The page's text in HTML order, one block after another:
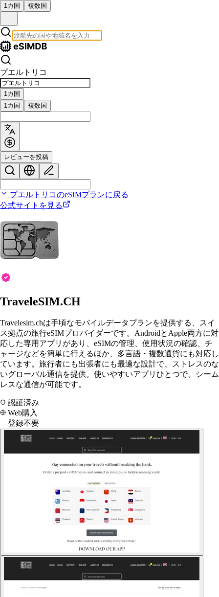
1カ国 複数国
プエルトリコ
1カ国
1カ国
複数国
レビューを投稿
プエルトリコのeSIMプランに戻る
公式サイトを見る
TraveleSIM.CH
Travelesim.chは手頃なモバイルデータプランを提供する、スイ
ス拠点の旅行eSIMプロバイダーです。AndroidとApple両方に対
応した専用アプリがあり、eSIMの管理、使用状況の確認、チ
ャージなどを簡単に行えるほか、多言語・複数通貨にも対応し
ています。旅行者にも出張者にも最適な設計で、ストレスのな
いグローバル通信を提供。使いやすいアプリひとつで、シーム
レスな通信が可能です。
認証済み
Web購入
登録不要